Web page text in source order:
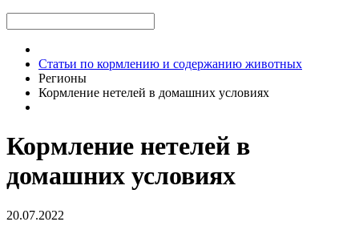
Статьи по кормлению и содержанию животных
Регионы
Кормление нетелей в домашних условиях
Кормление нетелей в
домашних условиях
20.07.2022